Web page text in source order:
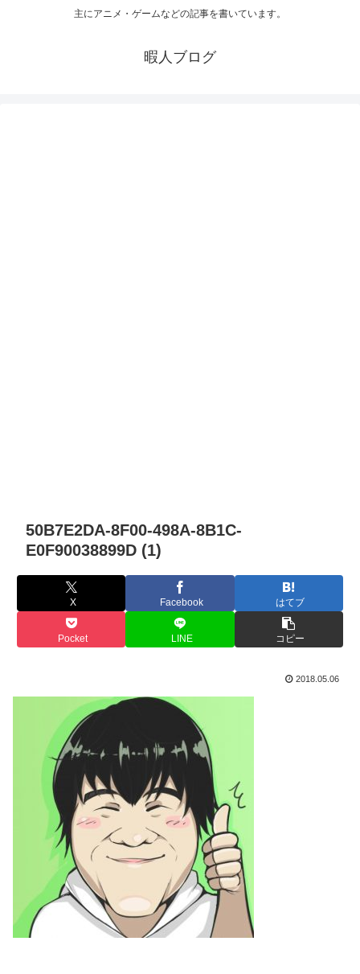
主にアニメ・ゲームなどの記事を書いています。
暇人ブログ
50B7E2DA-8F00-498A-8B1C-
E0F90038899D (1)
X Facebook はてブ
Pocket LINE コピー
2018.05.06